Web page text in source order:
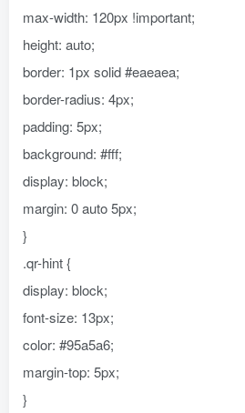
max-width: 120px !important;
height: auto;
border: 1px solid #eaeaea;
border-radius: 4px;
padding: 5px;
background: #fff;
display: block;
margin: 0 auto 5px;
}
.qr-hint {
display: block;
font-size: 13px;
color: #95a5a6;
margin-top: 5px;
}